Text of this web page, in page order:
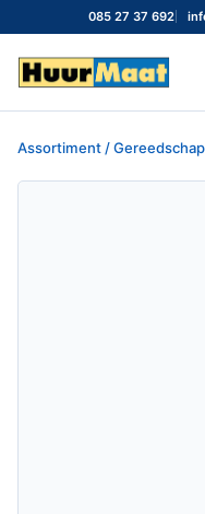
085 27 37 692
Assortiment / Gereedschap